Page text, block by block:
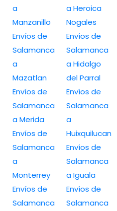
a
Manzanillo
Envíos de
Salamanca
a
Mazatlan
Envíos de
Salamanca
a Merida
Envíos de
Salamanca
a
Monterrey
Envíos de
Salamanca
a Heroica
Nogales
Envíos de
Salamanca
a Hidalgo
del Parral
Envíos de
Salamanca
a
Huixquilucan
Envíos de
Salamanca
a Iguala
Envíos de
Salamanca